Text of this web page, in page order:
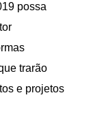
possa
trarão
e projetos